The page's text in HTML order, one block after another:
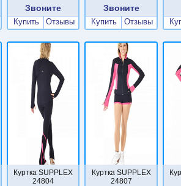
Звоните
Купить Отзывы
Звоните
Купить Отзывы
Куртка SUPPLEX
24804
Куртка SUPPLEX
24807